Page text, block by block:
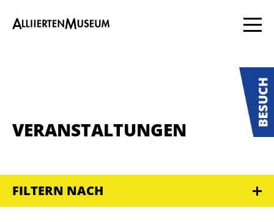
VERANSTALTUNGEN
FILTERN NACH